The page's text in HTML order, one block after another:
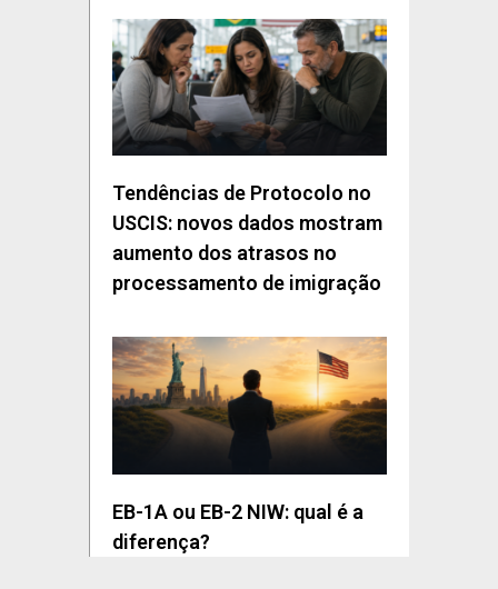
Tendências de Protocolo no
USCIS: novos dados mostram
aumento dos atrasos no
processamento de imigração
EB-1A ou EB-2 NIW: qual é a
diferença?